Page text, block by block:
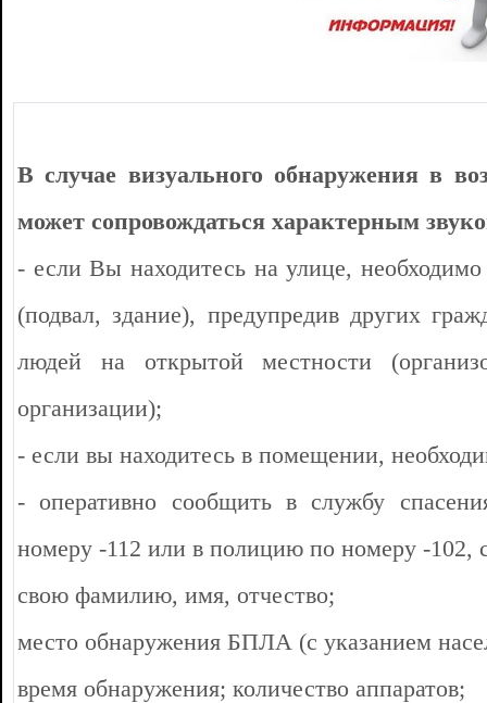
В случае визуального обнаружения в
может сопровождаться характерным
- если Вы находитесь на улице,
(подвал, здание), предупредив других
людей на открытой местности
организации);
- если вы находитесь в помещении,
- оперативно сообщить в службу
номеру -112 или в полицию по номеру -
свою фамилию, имя, отчество;
место обнаружения БПЛА (с указанием
время обнаружения; количество аппаратов;